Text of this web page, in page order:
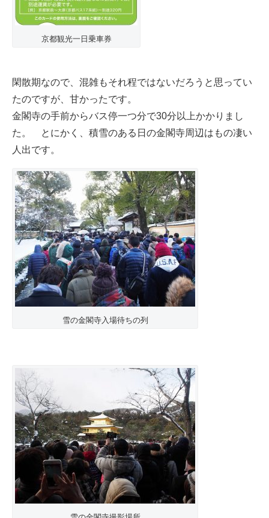
京都観光一日乗車券
閑散期なので、混雑もそれ程ではないだろうと思ってい
たのですが、甘かったです。
金閣寺の手前からバス停一つ分で30分以上かかりまし
た。 とにかく、積雪のある日の金閣寺周辺はもの凄い
人出です。
雪の金閣寺入場待ちの列